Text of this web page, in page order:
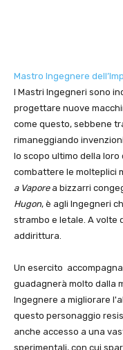
Mastro Ingegnere
I Mastri Ingegneri sono
progettare nuove
come questo, sebbene
rimaneggiando
lo scopo ultimo della
combattere le molteplici
a Vaporea bizzarri
Hugon, è agli Ingegneri
strambo e letale. A volte
addirittura.
Un esercito
guadagnerà molto dalla
Ingegnere a migliorare
questo personaggio
anche accesso a una
sperimentali, con cui